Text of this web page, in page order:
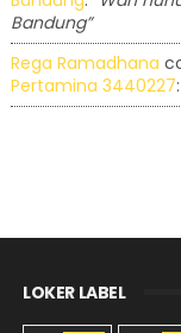
Bandung”
Rega Ramadhana
Pertamina 3440227:
LOKER LABEL